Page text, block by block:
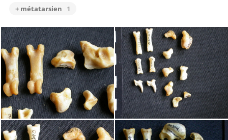
+ métatarsien
1